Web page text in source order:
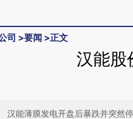
司 >要闻 >正文
汉能股
汉能薄膜发电开盘后暴跌并突然